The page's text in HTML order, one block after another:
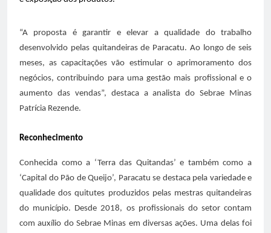
“A proposta é garantir e elevar a qualidade do trabalho
desenvolvido pelas quitandeiras de Paracatu. Ao longo de seis
meses, as capacitações vão estimular o aprimoramento dos
negócios, contribuindo para uma gestão mais profissional e o
aumento das vendas”, destaca a analista do Sebrae Minas
Patrícia Rezende.
Reconhecimento
Conhecida como a ‘Terra das Quitandas’ e também como a
‘Capital do Pão de Queijo’, Paracatu se destaca pela variedade e
qualidade dos quitutes produzidos pelas mestras quitandeiras
do município. Desde 2018, os profissionais do setor contam
com auxílio do Sebrae Minas em diversas ações. Uma delas foi